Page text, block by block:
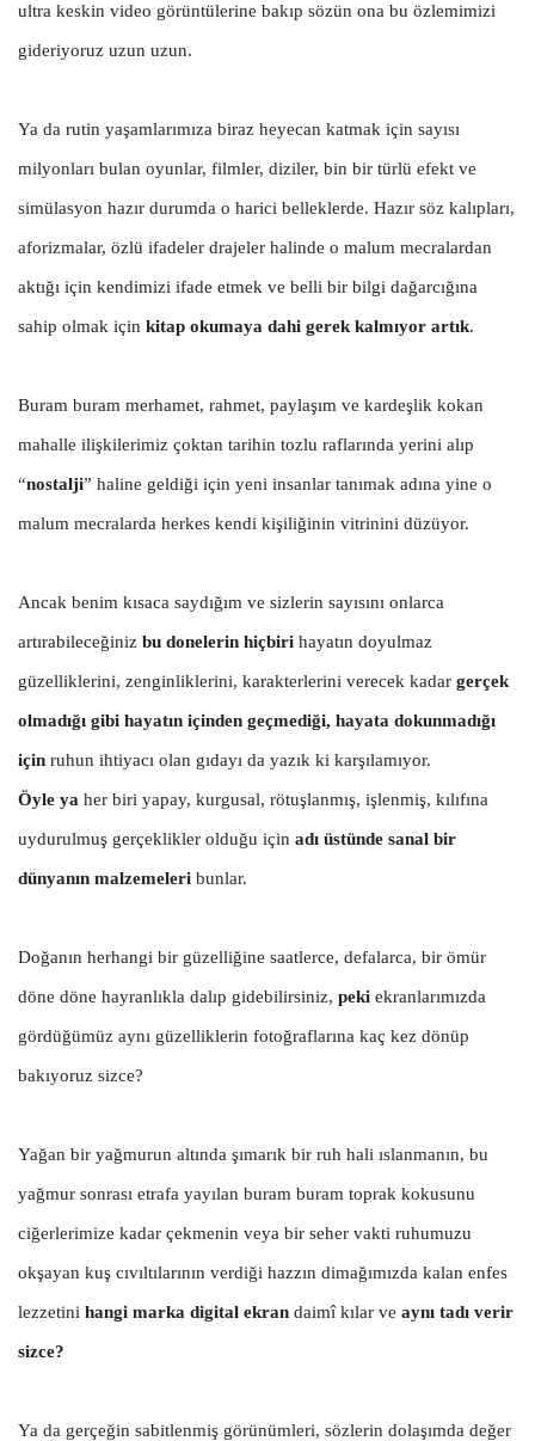
ultra keskin video görüntülerine bakıp sözün ona bu özlemimizi
gideriyoruz uzun uzun.
Ya da rutin yaşamlarımıza biraz heyecan katmak için sayısı
milyonları bulan oyunlar, filmler, diziler, bin bir türlü efekt ve
simülasyon hazır durumda o harici belleklerde. Hazır söz kalıpları,
aforizmalar, özlü ifadeler drajeler halinde o malum mecralardan
aktığı için kendimizi ifade etmek ve belli bir bilgi dağarcığına
sahip olmak için kitap okumaya dahi gerek kalmıyor artık.
Buram buram merhamet, rahmet, paylaşım ve kardeşlik kokan
mahalle ilişkilerimiz çoktan tarihin tozlu raflarında yerini alıp
“nostalji” haline geldiği için yeni insanlar tanımak adına yine o
malum mecralarda herkes kendi kişiliğinin vitrinini düzüyor.
Ancak benim kısaca saydığım ve sizlerin sayısını onlarca
artırabileceğiniz bu donelerin hiçbiri hayatın doyulmaz
güzelliklerini, zenginliklerini, karakterlerini verecek kadar gerçek
olmadığı gibi hayatın içinden geçmediği, hayata dokunmadığı
için ruhun ihtiyacı olan gıdayı da yazık ki karşılamıyor.
Öyle ya her biri yapay, kurgusal, rötuşlanmış, işlenmiş, kılıfına
uydurulmuş gerçeklikler olduğu için adı üstünde sanal bir
dünyanın malzemeleri bunlar.
Doğanın herhangi bir güzelliğine saatlerce, defalarca, bir ömür
döne döne hayranlıkla dalıp gidebilirsiniz, peki ekranlarımızda
gördüğümüz aynı güzelliklerin fotoğraflarına kaç kez dönüp
bakıyoruz sizce?
Yağan bir yağmurun altında şımarık bir ruh hali ıslanmanın, bu
yağmur sonrası etrafa yayılan buram buram toprak kokusunu
ciğerlerimize kadar çekmenin veya bir seher vakti ruhumuzu
okşayan kuş cıvıltılarının verdiği hazzın dimağımızda kalan enfes
lezzetini hangi marka digital ekran daimî kılar ve aynı tadı verir
sizce?
Ya da gerçeğin sabitlenmiş görünümleri, sözlerin dolaşımda değer